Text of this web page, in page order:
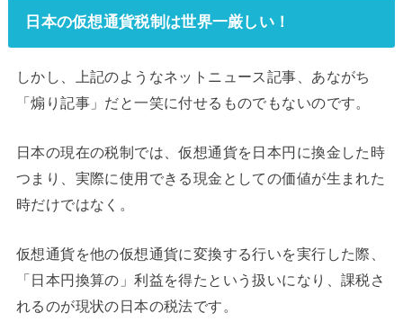
日本の仮想通貨税制は世界一厳しい！
しかし、上記のようなネットニュース記事、あながち
「煽り記事」だと一笑に付せるものでもないのです。
日本の現在の税制では、仮想通貨を日本円に換金した時
つまり、実際に使用できる現金としての価値が生まれた
時だけではなく。
仮想通貨を他の仮想通貨に変換する行いを実行した際、
「日本円換算の」利益を得たという扱いになり、課税さ
れるのが現状の日本の税法です。